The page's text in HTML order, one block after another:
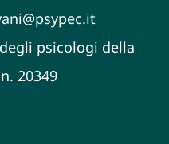
psicologi della
20349